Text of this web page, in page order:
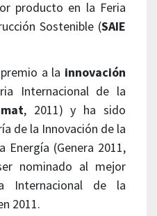
producto en la Feria
Sostenible (SAIE
a la innovación
Internacional de la
, 2011) y ha sido
de la Innovación de la
Energía (Genera 2011,
nominado al mejor
Internacional de la
2011.